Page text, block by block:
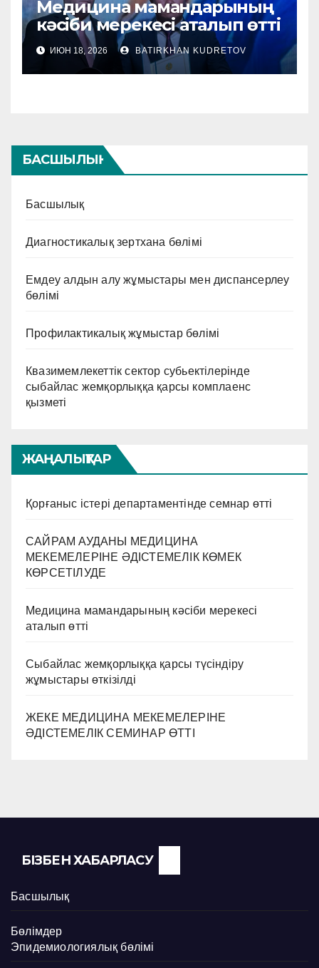
Медицина мамандарының
кәсіби мерекесі аталып өтті
ИЮН 18, 2026 BATIRKHAN KUDRETOV
БАСШЫЛЫҚ
Басшылық
Диагностикалық зертхана бөлімі
Емдеу алдын алу жұмыстары мен диспансерлеу
бөлімі
Профилактикалық жұмыстар бөлімі
Квазимемлекеттік сектор субьектілерінде
сыбайлас жемқорлыққа қарсы комплаенс
қызметі
ЖАҢАЛЫҚТАР
Қорғаныс істері департаментінде семнар өтті
САЙРАМ АУДАНЫ МЕДИЦИНА
МЕКЕМЕЛЕРІНЕ ӘДІСТЕМЕЛІК КӨМЕК
КӨРСЕТІЛУДЕ
Медицина мамандарының кәсіби мерекесі
аталып өтті
Сыбайлас жемқорлыққа қарсы түсіндіру
жұмыстары өткізілді
ЖЕКЕ МЕДИЦИНА МЕКЕМЕЛЕРІНЕ
ӘДІСТЕМЕЛІК СЕМИНАР ӨТТІ
БІЗБЕН ХАБАРЛАСУ
Басшылық
Бөлімдер
Эпидемиологиялық бөлімі